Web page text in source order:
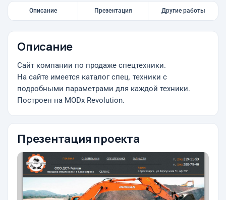
Описание Презентация Другие работы
Описание
Сайт компании по продаже спецтехники.
На сайте имеется каталог спец. техники с
подробными параметрами для каждой техники.
Построен на MODx Revolution.
Презентация проекта